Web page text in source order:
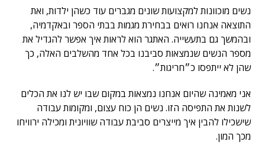
נשים מוכוונות למקצועות שונים מגברים עוד כשהן ילדות, ואת
התוצאה אנחנו רואים בבחירת מגמות בבתי הספר ובאקדמיה,
ובהמשך גם בתעשייה. האתגר הוא לראות איך אפשר להגדיל את
מספר הנשים שנמצאות סביבנו בכל אחד מהשלבים האלה, כך
שהן לא ייתפסו כ״חריגות״.
אני מאמינה שהיום אנחנו נמצאות במקום שבו יש לנו את הכלים
לשנות את התפיסה הזו. נשים הן כוח עצום, ומקומות עבודה
שישכילו להבין איך מייצרים סביבת עבודה שוויונית ומכילה ירוויחו
מכך המון.